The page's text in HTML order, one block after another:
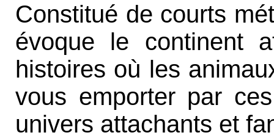
Constitué de courts
évoque le continent
histoires où les
vous emporter par
univers attachants et